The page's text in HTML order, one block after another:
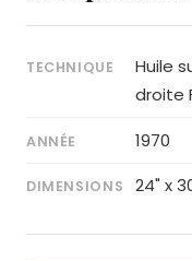
TECHNIQUE
Huile
droite
ANNÉE 1970
DIMENSIONS 24" x